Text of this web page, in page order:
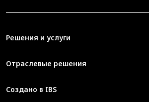
Решения и услуги
Отраслевые решения
Создано в IBS